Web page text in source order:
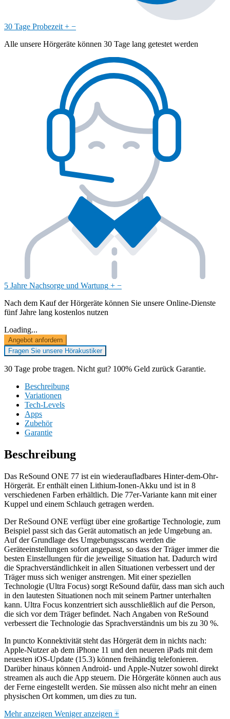
30 Tage Probezeit + −
Alle unsere Hörgeräte können 30 Tage lang getestet werden
5 Jahre Nachsorge und Wartung + −
Nach dem Kauf der Hörgeräte können Sie unsere Online-Dienste
fünf Jahre lang kostenlos nutzen
Loading...
Angebot anfordern
Fragen Sie unsere Hörakustiker
30 Tage probe tragen. Nicht gut? 100% Geld zurück Garantie.
Beschreibung
Variationen
Tech-Levels
Apps
Zubehör
Garantie
Beschreibung
Das ReSound ONE 77 ist ein wiederaufladbares Hinter-dem-Ohr-
Hörgerät. Er enthält einen Lithium-Ionen-Akku und ist in 8
verschiedenen Farben erhältlich. Die 77er-Variante kann mit einer
Kuppel und einem Schlauch getragen werden.
Der ReSound ONE verfügt über eine großartige Technologie, zum
Beispiel passt sich das Gerät automatisch an jede Umgebung an.
Auf der Grundlage des Umgebungsscans werden die
Geräteeinstellungen sofort angepasst, so dass der Träger immer die
besten Einstellungen für die jeweilige Situation hat. Dadurch wird
die Sprachverständlichkeit in allen Situationen verbessert und der
Träger muss sich weniger anstrengen. Mit einer speziellen
Technologie (Ultra Focus) sorgt ReSound dafür, dass man sich auch
in den lautesten Situationen noch mit seinem Partner unterhalten
kann. Ultra Focus konzentriert sich ausschließlich auf die Person,
die sich vor dem Träger befindet. Nach Angaben von ReSound
verbessert die Technologie das Sprachverständnis um bis zu 30 %.
In puncto Konnektivität steht das Hörgerät dem in nichts nach:
Apple-Nutzer ab dem iPhone 11 und den neueren iPads mit dem
neuesten iOS-Update (15.3) können freihändig telefonieren.
Darüber hinaus können Android- und Apple-Nutzer sowohl direkt
streamen als auch die App steuern. Die Hörgeräte können auch aus
der Ferne eingestellt werden. Sie müssen also nicht mehr an einen
physischen Ort kommen, um dies zu tun.
Mehr anzeigen Weniger anzeigen +